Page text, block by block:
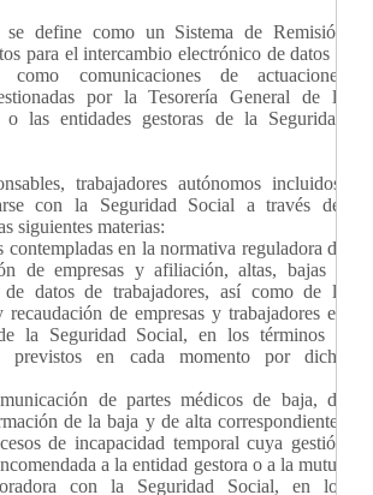
define como un Sistema de Remisión
para el intercambio electrónico de datos o
como comunicaciones de actuaciones
por la Tesorería General de la
las entidades gestoras de la Seguridad
trabajadores autónomos incluidos,
con la Seguridad Social a través del
siguientes materias:
contempladas en la normativa reguladora de
de empresas y afiliación, altas, bajas y
de datos de trabajadores, así como de la
de empresas y trabajadores en
la Seguridad Social, en los términos y
previstos en cada momento por dicha
de partes médicos de baja, de
de la baja y de alta correspondientes
de incapacidad temporal cuya gestión
a la entidad gestora o a la mutua
con la Seguridad Social, en los